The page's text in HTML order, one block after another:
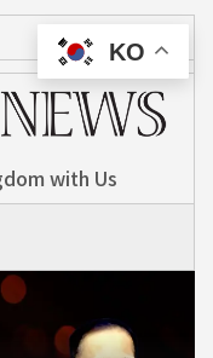
with Us
KO